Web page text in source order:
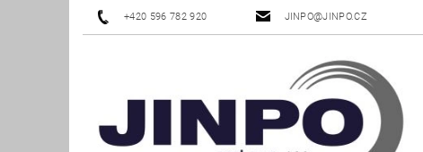
+420 596 782 920 JINPO@JINPO.CZ